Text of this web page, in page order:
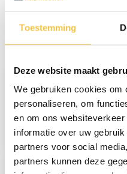
Toestemming
Deze website maakt
We gebruiken cookies om
personaliseren, om
en om ons
informatie over uw
partners voor social
partners kunnen deze
Kitty Buijl
Precies wat ik nodig ben